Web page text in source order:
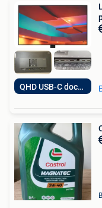
QHD USB-C docking